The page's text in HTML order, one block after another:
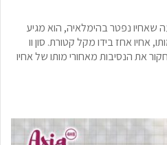
שאחיו נפטר בהימלאיה, הוא מגיע
אחיו אחז בידו מקל קטורת. סון וו
את הנסיבות מאחורי מותו של אחיו